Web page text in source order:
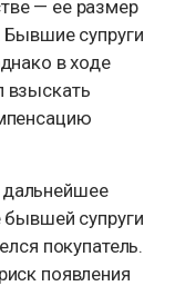
— ее размер
Бывшие супруги
в ходе
взыскать
бывшей супруги
покупатель.
появления